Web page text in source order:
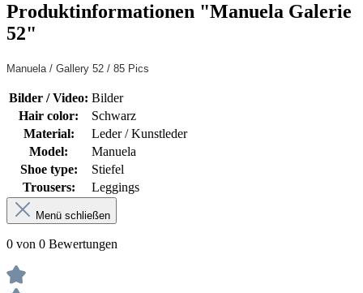
Produktinformationen "Manuela Galerie
52"
Manuela / Gallery 52 / 85 Pics
Bilder / Video: Bilder
Hair color:
Schwarz
Material:
Leder / Kunstleder
Model:
Manuela
Shoe type:
Stiefel
Trousers:
Leggings
Menü schließen
0 von 0 Bewertungen